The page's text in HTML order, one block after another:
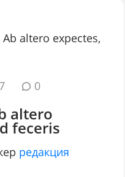
altero expectes,
0
altero
feceris
редакция